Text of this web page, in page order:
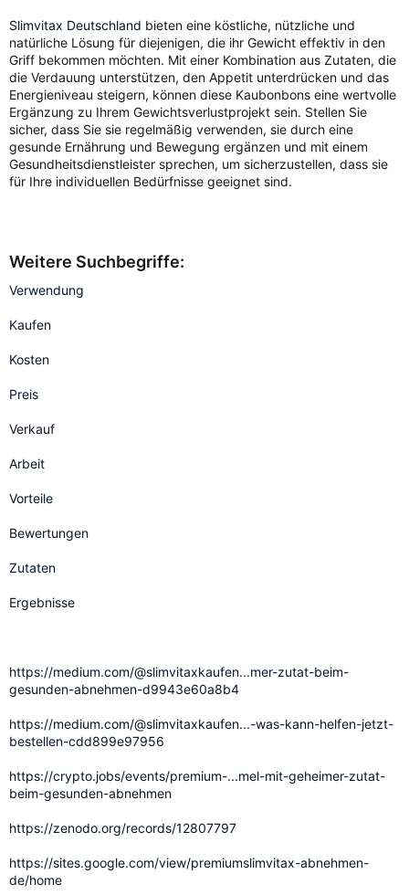
Slimvitax Deutschland bieten eine köstliche, nützliche und
natürliche Lösung für diejenigen, die ihr Gewicht effektiv in den
Griff bekommen möchten. Mit einer Kombination aus Zutaten, die
die Verdauung unterstützen, den Appetit unterdrücken und das
Energieniveau steigern, können diese Kaubonbons eine wertvolle
Ergänzung zu Ihrem Gewichtsverlustprojekt sein. Stellen Sie
sicher, dass Sie sie regelmäßig verwenden, sie durch eine
gesunde Ernährung und Bewegung ergänzen und mit einem
Gesundheitsdienstleister sprechen, um sicherzustellen, dass sie
für Ihre individuellen Bedürfnisse geeignet sind.
Weitere Suchbegriffe:
Verwendung
Kaufen
Kosten
Preis
Verkauf
Arbeit
Vorteile
Bewertungen
Zutaten
Ergebnisse
https://medium.com/@slimvitaxkaufen...mer-zutat-beim-
gesunden-abnehmen-d9943e60a8b4
https://medium.com/@slimvitaxkaufen...-was-kann-helfen-jetzt-
bestellen-cdd899e97956
https://crypto.jobs/events/premium-...mel-mit-geheimer-zutat-
beim-gesunden-abnehmen
https://zenodo.org/records/12807797
https://sites.google.com/view/premiumslimvitax-abnehmen-
de/home